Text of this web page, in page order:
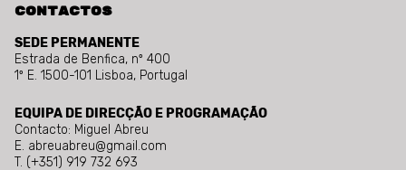
Contactos
SEDE PERMANENTE
Estrada de Benfica, nº 400
1º E. 1500-101 Lisboa, Portugal
EQUIPA DE DIRECÇÃO E PROGRAMAÇÃO
Contacto: Miguel Abreu
E. abreuabreu@gmail.com
T. (+351) 919 732 693